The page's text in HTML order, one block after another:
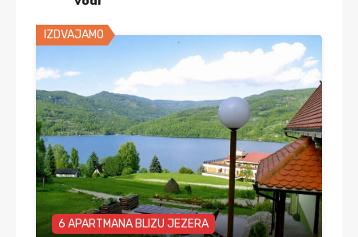
IZDVAJAMO
6 APARTMANA BLIZU JEZERA